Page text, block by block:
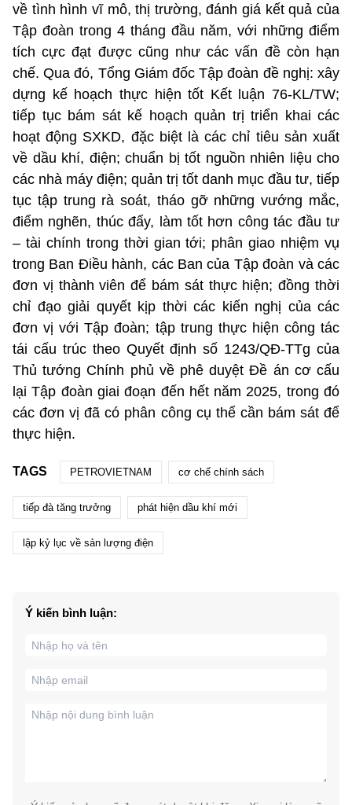
về tình hình vĩ mô, thị trường, đánh giá kết quả của
Tập đoàn trong 4 tháng đầu năm, với những điểm
tích cực đạt được cũng như các vấn đề còn hạn
chế. Qua đó, Tổng Giám đốc Tập đoàn đề nghị: xây
dựng kế hoạch thực hiện tốt Kết luận 76-KL/TW;
tiếp tục bám sát kế hoạch quản trị triển khai các
hoạt động SXKD, đặc biệt là các chỉ tiêu sản xuất
về dầu khí, điện; chuẩn bị tốt nguồn nhiên liệu cho
các nhà máy điện; quản trị tốt danh mục đầu tư, tiếp
tục tập trung rà soát, tháo gỡ những vướng mắc,
điểm nghẽn, thúc đẩy, làm tốt hơn công tác đầu tư
– tài chính trong thời gian tới; phân giao nhiệm vụ
trong Ban Điều hành, các Ban của Tập đoàn và các
đơn vị thành viên để bám sát thực hiện; đồng thời
chỉ đạo giải quyết kịp thời các kiến nghị của các
đơn vị với Tập đoàn; tập trung thực hiện công tác
tái cấu trúc theo Quyết định số 1243/QĐ-TTg của
Thủ tướng Chính phủ về phê duyệt Đề án cơ cấu
lại Tập đoàn giai đoạn đến hết năm 2025, trong đó
các đơn vị đã có phân công cụ thể cần bám sát để
thực hiện.
TAGS PETROVIETNAM cơ chế chính sách
tiếp đà tăng trưởng phát hiện dầu khí mới
lập kỷ lục về sản lượng điện
Ý kiến bình luận: